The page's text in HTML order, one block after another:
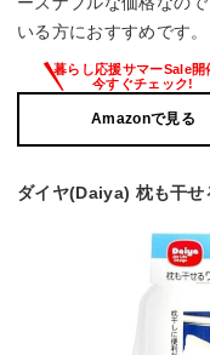
いる方におすすめです。
Amazonで見る
ダイヤ(Daiya) 枕も干せ